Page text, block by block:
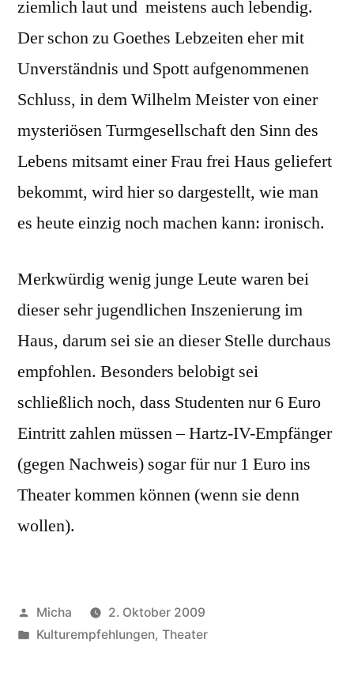
ziemlich laut und meistens auch lebendig.
Der schon zu Goethes Lebzeiten eher mit
Unverständnis und Spott aufgenommenen
Schluss, in dem Wilhelm Meister von einer
mysteriösen Turmgesellschaft den Sinn des
Lebens mitsamt einer Frau frei Haus geliefert
bekommt, wird hier so dargestellt, wie man
es heute einzig noch machen kann: ironisch.
Merkwürdig wenig junge Leute waren bei
dieser sehr jugendlichen Inszenierung im
Haus, darum sei sie an dieser Stelle durchaus
empfohlen. Besonders belobigt sei
schließlich noch, dass Studenten nur 6 Euro
Eintritt zahlen müssen – Hartz-IV-Empfänger
(gegen Nachweis) sogar für nur 1 Euro ins
Theater kommen können (wenn sie denn
wollen).
Veröffentlicht
von
Micha
2. Oktober 2009
Veröffentlicht
Kulturempfehlungen, Theater